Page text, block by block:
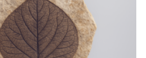
des
in der Bäckerhefe
entdeckt, der für die
der Organellen entscheidend ist. Die
28. Oktober 2025 in der